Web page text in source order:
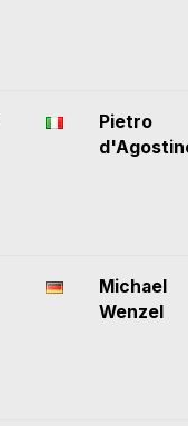
Pietro
Michael
Wenzel